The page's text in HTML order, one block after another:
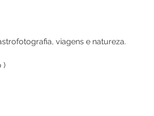
viagens e natureza.
)